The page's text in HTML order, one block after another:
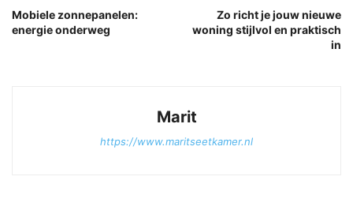
Mobiele zonnepanelen:
energie onderweg
Zo richt je jouw nieuwe
woning stijlvol en praktisch
in
Marit
https://www.maritseetkamer.nl